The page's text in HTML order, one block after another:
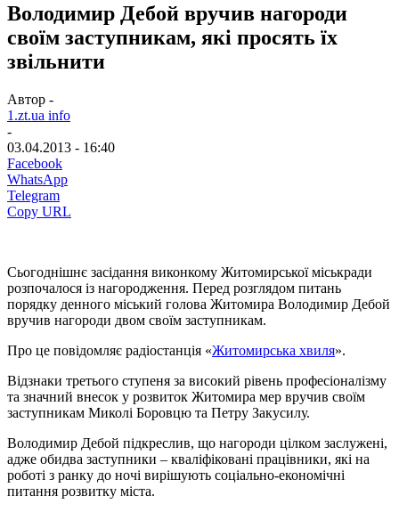
Володимир Дебой вручив нагороди
своїм заступникам, які просять їх
звільнити
Автор -
1.zt.ua info
-
03.04.2013 - 16:40
Facebook
WhatsApp
Telegram
Copy URL
Сьогоднішнє засідання виконкому Житомирської міськради
розпочалося із нагородження. Перед розглядом питань
порядку денного міський голова Житомира Володимир Дебой
вручив нагороди двом своїм заступникам.
Про це повідомляє радіостанція «Житомирська хвиля».
Відзнаки третього ступеня за високий рівень професіоналізму
та значний внесок у розвиток Житомира мер вручив своїм
заступникам Миколі Боровцю та Петру Закусилу.
Володимир Дебой підкреслив, що нагороди цілком заслужені,
адже обидва заступники – кваліфіковані працівники, які на
роботі з ранку до ночі вирішують соціально-економічні
питання розвитку міста.